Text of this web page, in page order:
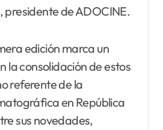
, presidente de ADOCINE.
edición marca un
la consolidación de estos
referente de la
en República
sus novedades,